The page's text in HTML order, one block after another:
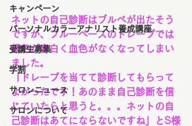
キャンペーン
パーソナルカラーアナリスト養成講座
受講生募集
学割
サロンニュース
サロンについて
ネットの自己診断はブルベが出たそう
ですが、ブルーベースのドレープでは
顔色が青白く血色がなくなってしまい
ました。
「ドレープを当てて診断してもらって
よかったです！あのまま自己診断を信
じていたらと思うと。。。ネットの自
己診断はあてにならないですね」とS様